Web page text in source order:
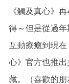
《觸及真心》
得～但是從過
互動療癒到現
心》官方也推
藏。（喜歡的